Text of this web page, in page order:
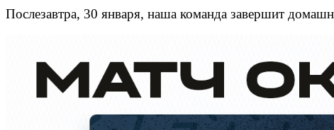
Послезавтра, 30 января, наша команда завершит